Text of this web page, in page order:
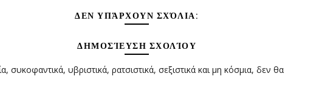
ΔΕΝ ΥΠΆΡΧΟΥΝ ΣΧΌΛΙΑ:
ΔΗΜΟΣΊΕΥΣΗ ΣΧΟΛΊΟΥ
συκοφαντικά, υβριστικά, ρατσιστικά, σεξιστικά και μη κόσμια, δεν θα